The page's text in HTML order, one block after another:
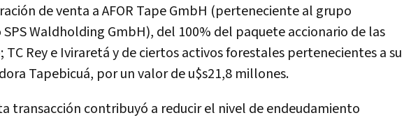
de venta a AFOR Tape GmbH (perteneciente al grupo
Waldholding GmbH), del 100% del paquete accionario de las
TC Rey e Iviraretá y de ciertos activos forestales pertenecientes a su
Tapebicuá, por un valor de u$s21,8 millones.
transacción contribuyó a reducir el nivel de endeudamiento